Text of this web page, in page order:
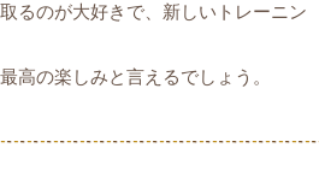
るのが大好きで、新しいトレーニン
高の楽しみと言えるでしょう。